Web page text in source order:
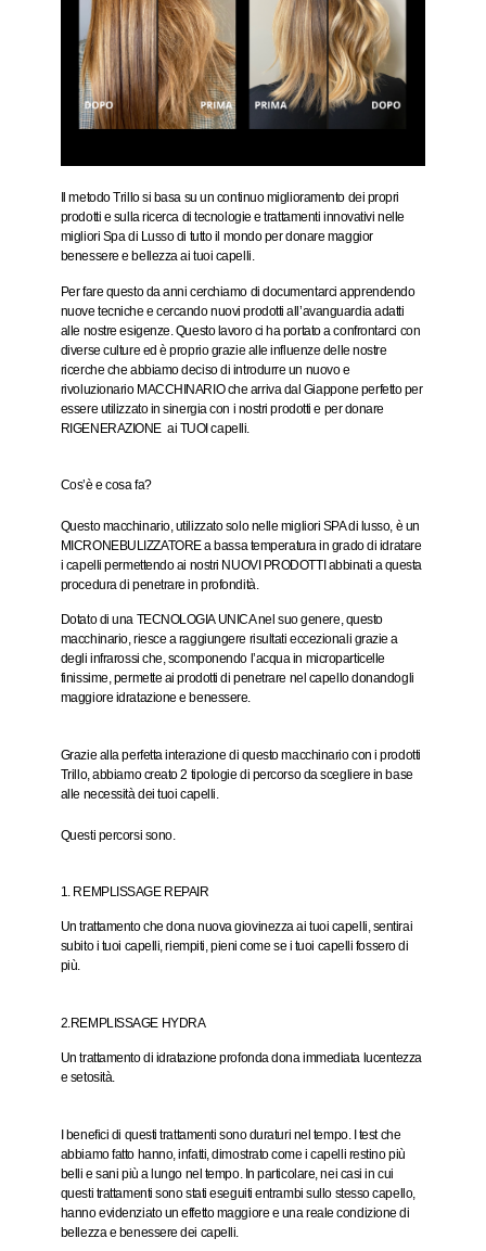
Il metodo Trillo si basa su un continuo miglioramento dei propri
prodotti e sulla ricerca di tecnologie e trattamenti innovativi nelle
migliori Spa di Lusso di tutto il mondo per donare maggior
benessere e bellezza ai tuoi capelli.
Per fare questo da anni cerchiamo di documentarci apprendendo
nuove tecniche e cercando nuovi prodotti all’avanguardia adatti
alle nostre esigenze. Questo lavoro ci ha portato a confrontarci con
diverse culture ed è proprio grazie alle influenze delle nostre
ricerche che abbiamo deciso di introdurre un nuovo e
rivoluzionario MACCHINARIO che arriva dal Giappone perfetto per
essere utilizzato in sinergia con i nostri prodotti e per donare
RIGENERAZIONE ai TUOI capelli.
Cos’è e cosa fa?
Questo macchinario, utilizzato solo nelle migliori SPA di lusso, è un
MICRONEBULIZZATOREa bassa temperatura in grado di idratare
i capelli permettendo ai nostri NUOVI PRODOTTI abbinati a questa
procedura di penetrare in profondità.
Dotato di una TECNOLOGIA UNICA nel suo genere, questo
macchinario, riesce a raggiungere risultati eccezionali grazie a
degli infrarossi che, scomponendo l’acqua in microparticelle
finissime, permette ai prodotti di penetrare nel capello donandogli
maggiore idratazione e benessere.
Grazie alla perfetta interazione di questo macchinario con i prodotti
Trillo, abbiamo creato 2 tipologie di percorso da scegliere in base
alle necessità dei tuoi capelli.
Questi percorsi sono.
1. REMPLISSAGE REPAIR
Un trattamento che dona nuova giovinezza ai tuoi capelli, sentirai
subito i tuoi capelli, riempiti, pienicome se i tuoi capelli fossero di
più.
2.REMPLISSAGE HYDRA
Un trattamento di idratazione profonda dona immediata lucentezza
e setosità.
I benefici di questi trattamenti sono duraturi nel tempo. I test che
abbiamo fatto hanno, infatti, dimostrato come i capelli restino più
belli e sani più a lungo nel tempo. In particolare, nei casi in cui
questi trattamenti sono stati eseguiti entrambi sullo stesso capello,
hanno evidenziato un effetto maggiore e una reale condizione di
bellezza e benessere dei capelli.